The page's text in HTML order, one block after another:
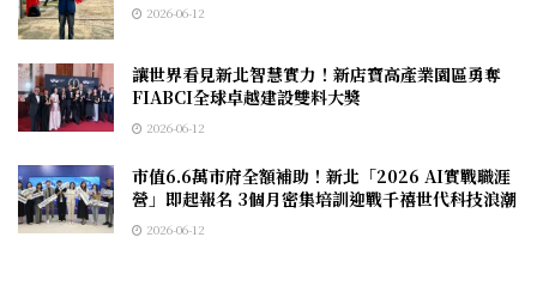
2026-06-12
讓世界看見新北智慧實力！新店寶高產業園區勇奪
FIABCI全球卓越建設雙料大獎
2026-06-12
市值6.6萬市府全額補助！新北「2026 AI實戰職涯
營」即起報名 3個月密集培訓迎戰千禧世代科技浪潮
2026-06-12